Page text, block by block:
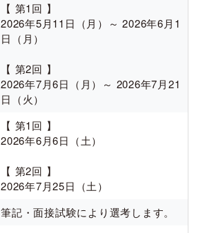
【 第1回 】
2026年5月11日（月）～ 2026年6月1
日（月）
【 第2回 】
2026年7月6日（月）～ 2026年7月21
日（火）
【 第1回 】
2026年6月6日（土）
【 第2回 】
2026年7月25日（土）
筆記・面接試験により選考します。